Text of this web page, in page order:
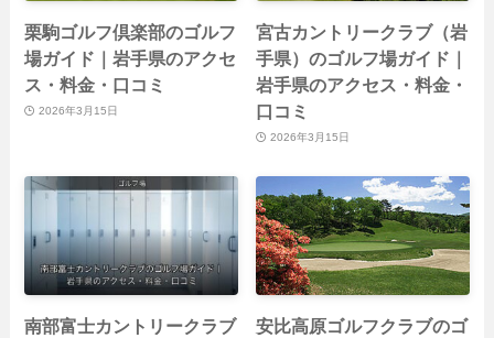
栗駒ゴルフ倶楽部のゴルフ
場ガイド｜岩手県のアクセ
ス・料金・口コミ
2026年3月15日
宮古カントリークラブ（岩
手県）のゴルフ場ガイド｜
岩手県のアクセス・料金・
口コミ
2026年3月15日
南部富士カントリークラブ
安比高原ゴルフクラブのゴ